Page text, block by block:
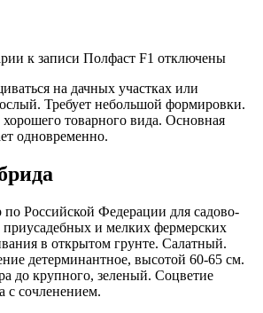
к записи Полфаст F1 отключены
на дачных участках или
Требует небольшой формировки.
товарного вида. Основная
одновременно.
по Российской Федерации для садово-
приусадебных и мелких фермерских
в открытом грунте. Салатный.
детерминантное, высотой 60-65 см.
до крупного, зеленый. Соцветие
с сочленением.